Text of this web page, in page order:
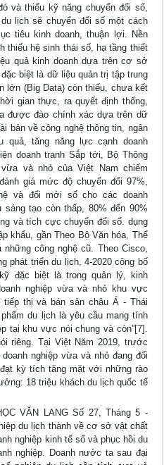
và thiếu kỹ năng chuyển đổi số,
lịch sẽ chuyển đổi số một cách
tiêu kinh doanh, thuận lợi. Nền
thiếu hệ sinh thái số, hạ tầng thiết
quả kinh doanh dựa trên cơ sở
biệt là dữ liệu quản trị tập trung
lớn (Big Data) còn thiếu, chưa kết
gian thực, ra quyết định thống,
được đào chính xác dựa trên dữ
bản về công nghệ thông tin, ngân
quả, tăng năng lực cạnh doanh
doanh tranh Sắp tới, Bộ Thông
và nhỏ của Việt Nam chiếm
giá mức độ chuyển đổi 97%,
và đổi mới số cho các doanh
sáng tạo còn thấp, 80% đến 90%
và tích cực chuyển đổi số. dụng
khẩu, gần Theo Bộ Văn hóa, Thể
những công nghệ cũ. Theo Cisco,
phát triển du lịch, 4-2020 công bố
đặc biệt là trong quản lý, kinh
nghiệp vừa và nhỏ khu vực
thị và bán sản châu Á - Thái
du lịch là yêu cầu mang tính
tại khu vực nói chung và còn”[7].
riêng. Tại Việt Năm 2019, trước
nghiệp vừa và nhỏ đang đối
kỳ tích tăng mặt với những rào
18 triệu khách du lịch quốc tế
VĂN LANG Số 27, Tháng 5 -
du lịch thành về cơ sở vật chất
nghiệp kinh tế số và phục hồi du
nghiệp. Doanh nước ta sau đại